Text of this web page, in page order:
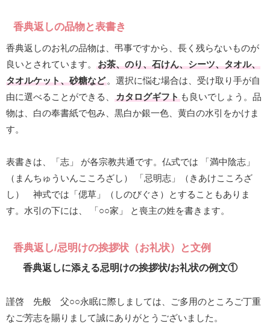
香典返しの品物と表書き
香典返しのお礼の品物は、弔事ですから、長く残らないものが
良いとされています。
お茶、のり、石けん、シーツ、タオル、
タオルケット、砂糖など。選択に悩む場合は、受け取り手が自
由に選べることができる、
カタログギフトも良いでしょう。品
物は、白の奉書紙で包み、黒白か銀一色、黄白の水引をかけま
す。
表書きは、「志」 が各宗教共通です。仏式では 「満中陰志」
（まんちゅういんこころざし） 「忌明志」（きあけこころざ
し） 神式では「偲草」（しのびぐさ）とすることもありま
す。水引の下には、 「○○家」 と喪主の姓を書きます。
香典返し/忌明けの挨拶状（お礼状）と文例
香典返しに添える忌明けの挨拶状/お礼状の例文①
謹啓 先般 父○○永眠に際しましては、ご多用のところご丁重
なご芳志を賜りまして誠にありがとうございました。